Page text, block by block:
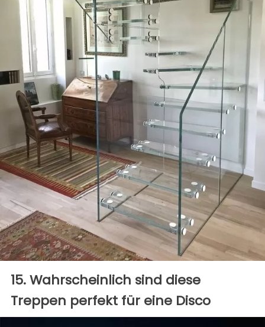
15. Wahrscheinlich sind diese
Treppen perfekt für eine Disco